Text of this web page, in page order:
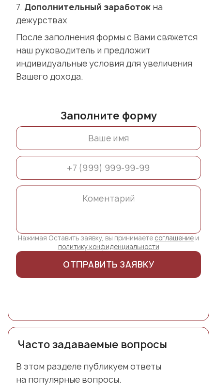
7. Дополнительный заработок на
дежурствах
После заполнения формы с Вами свяжется
наш руководитель и предложит
индивидуальные условия для увеличения
Вашего дохода.
Заполните форму
Нажимая Оставить заявку, вы принимаете соглашение и
политику конфиденциальности
ОТПРАВИТЬ ЗАЯВКУ
Часто задаваемые вопросы
В этом разделе публикуем ответы
на популярные вопросы.